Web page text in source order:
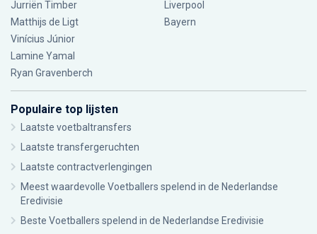
Jurriën Timber
Matthijs de Ligt
Vinícius Júnior
Lamine Yamal
Ryan Gravenberch
Liverpool
Bayern
Populaire top lijsten
Laatste voetbaltransfers
Laatste transfergeruchten
Laatste contractverlengingen
Meest waardevolle Voetballers spelend in de Nederlandse
Eredivisie
Beste Voetballers spelend in de Nederlandse Eredivisie